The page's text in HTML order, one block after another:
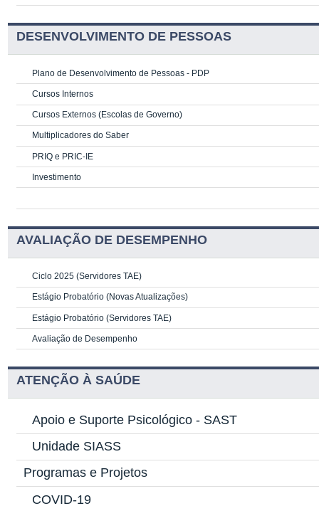
DESENVOLVIMENTO DE PESSOAS
Plano de Desenvolvimento de Pessoas - PDP
Cursos Internos
Cursos Externos (Escolas de Governo)
Multiplicadores do Saber
PRIQ e PRIC-IE
Investimento
AVALIAÇÃO DE DESEMPENHO
Ciclo 2025 (Servidores TAE)
Estágio Probatório (Novas Atualizações)
Estágio Probatório (Servidores TAE)
Avaliação de Desempenho
ATENÇÃO À SAÚDE
Apoio e Suporte Psicológico - SAST
Unidade SIASS
Programas e Projetos
COVID-19